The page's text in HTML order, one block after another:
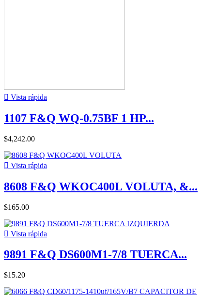
 Vista rápida
1107 F&Q WQ-0.75BF 1 HP...
$4,242.00
 Vista rápida
8608 F&Q WKOC400L VOLUTA, &...
$165.00
 Vista rápida
9891 F&Q DS600M1-7/8 TUERCA...
$15.20